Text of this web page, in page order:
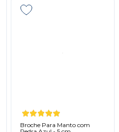
Broche Para Manto com